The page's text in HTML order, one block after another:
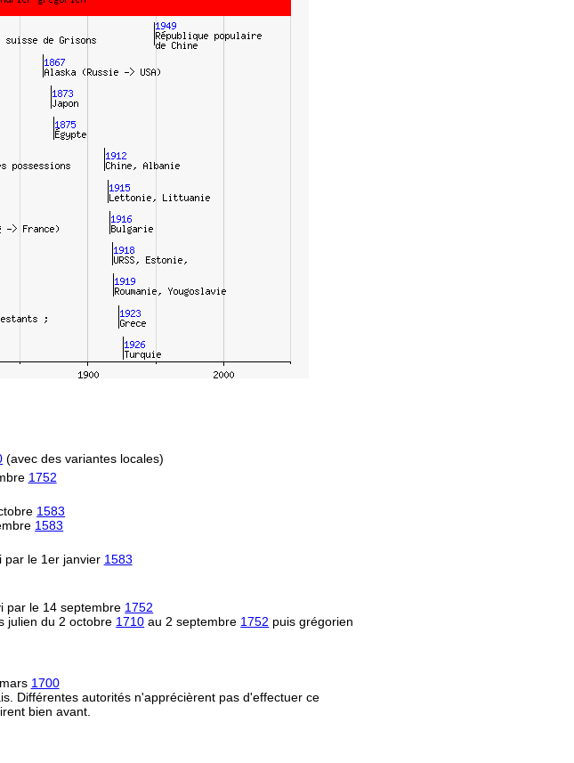
(avec des variantes locales)
1752
1583
1583
par le 1er janvier 1583
par le 14 septembre 1752
julien du 2 octobre 1710 au 2 septembre 1752 puis grégorien
1700
Différentes autorités n'apprécièrent pas d'effectuer ce
bien avant.